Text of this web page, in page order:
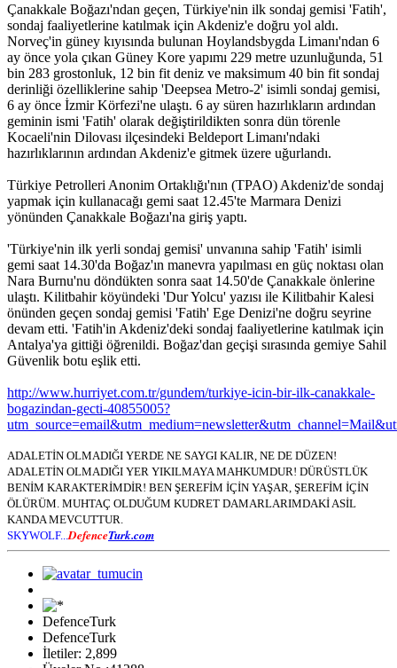
Çanakkale Boğazı'ndan geçen, Türkiye'nin ilk sondaj gemisi 'Fatih',
sondaj faaliyetlerine katılmak için Akdeniz'e doğru yol aldı.
Norveç'in güney kıyısında bulunan Hoylandsbygda Limanı'ndan 6
ay önce yola çıkan Güney Kore yapımı 229 metre uzunluğunda, 51
bin 283 grostonluk, 12 bin fit deniz ve maksimum 40 bin fit sondaj
derinliği özelliklerine sahip 'Deepsea Metro-2' isimli sondaj gemisi,
6 ay önce İzmir Körfezi'ne ulaştı. 6 ay süren hazırlıkların ardından
geminin ismi 'Fatih' olarak değiştirildikten sonra dün törenle
Kocaeli'nin Dilovası ilçesindeki Beldeport Limanı'ndaki
hazırlıklarının ardından Akdeniz'e gitmek üzere uğurlandı.
Türkiye Petrolleri Anonim Ortaklığı'nın (TPAO) Akdeniz'de sondaj
yapmak için kullanacağı gemi saat 12.45'te Marmara Denizi
yönünden Çanakkale Boğazı'na giriş yaptı.
'Türkiye'nin ilk yerli sondaj gemisi' unvanına sahip 'Fatih' isimli
gemi saat 14.30'da Boğaz'ın manevra yapılması en güç noktası olan
Nara Burnu'nu döndükten sonra saat 14.50'de Çanakkale önlerine
ulaştı. Kilitbahir köyündeki 'Dur Yolcu' yazısı ile Kilitbahir Kalesi
önünden geçen sondaj gemisi 'Fatih' Ege Denizi'ne doğru seyrine
devam etti. 'Fatih'in Akdeniz'deki sondaj faaliyetlerine katılmak için
Antalya'ya gittiği öğrenildi. Boğaz'dan geçişi sırasında gemiye Sahil
Güvenlik botu eşlik etti.
http://www.hurriyet.com.tr/gundem/turkiye-icin-bir-ilk-canakkale-
bogazindan-gecti-40855005?
ADALETİN OLMADIĞI YERDE NE SAYGI KALIR, NE DE DÜZEN!
ADALETİN OLMADIĞI YER YIKILMAYA MAHKUMDUR! DÜRÜSTLÜK
BENİM KARAKTERİMDİR! BEN ŞEREFİM İÇİN YAŞAR, ŞEREFİM İÇİN
ÖLÜRÜM. MUHTAÇ OLDUĞUM KUDRET DAMARLARIMDAKİ ASİL
KANDA MEVCUTTUR.
SKYWOLF... DefenceTurk.com
DefenceTurk
DefenceTurk
İletiler: 2,899